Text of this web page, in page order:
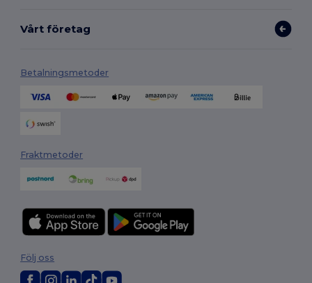
Vårt företag
Betalningsmetoder
Fraktmetoder
Följ oss